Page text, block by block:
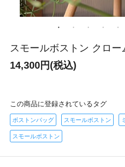
スモールボストン クロー
14,300円(税込)
この商品に登録されているタグ
ボストンバッグ スモールボストン
スモールボストン